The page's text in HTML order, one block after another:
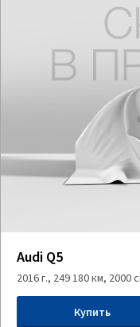
Audi Q5
2016 г., 249 180 км,
Купить